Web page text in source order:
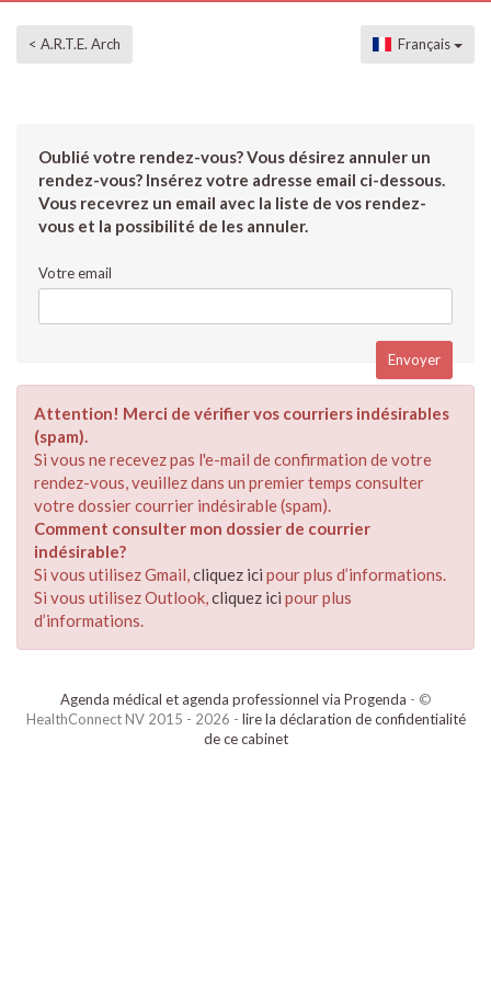
< A.R.T.E. Arch Français
Oublié votre rendez-vous? Vous désirez annuler un
rendez-vous? Insérez votre adresse email ci-dessous.
Vous recevrez un email avec la liste de vos rendez-
vous et la possibilité de les annuler.
Votre email
Attention! Merci de vérifier vos courriers indésirables
(spam).
Si vous ne recevez pas l'e-mail de confirmation de votre
rendez-vous, veuillez dans un premier temps consulter
votre dossier courrier indésirable (spam).
Comment consulter mon dossier de courrier
indésirable?
Si vous utilisez Gmail,cliquez ici pour plus d’informations.
Si vous utilisez Outlook,cliquez ici pour plus
d’informations.
Agenda médical et agenda professionnel via Progenda - ©
HealthConnect NV 2015 - 2026 - lire la déclaration de confidentialité
de ce cabinet